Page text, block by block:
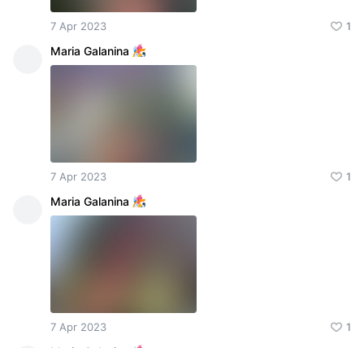
7 Apr 2023 1
Maria Galanina
7 Apr 2023 1
Maria Galanina
7 Apr 2023 1